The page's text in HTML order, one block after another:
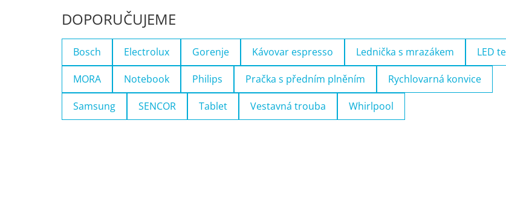
DOPORUČUJEME
Bosch Electrolux Gorenje Kávovar espresso Lednička s mrazákem LED
MORA Notebook Philips Pračka s předním plněním Rychlovarná konvice
Samsung SENCOR Tablet Vestavná trouba Whirlpool